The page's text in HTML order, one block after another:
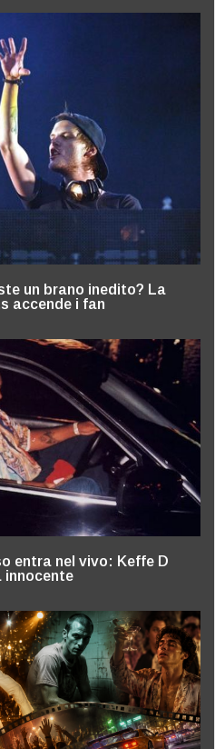
un brano inedito? La
accende i fan
entra nel vivo: Keffe D